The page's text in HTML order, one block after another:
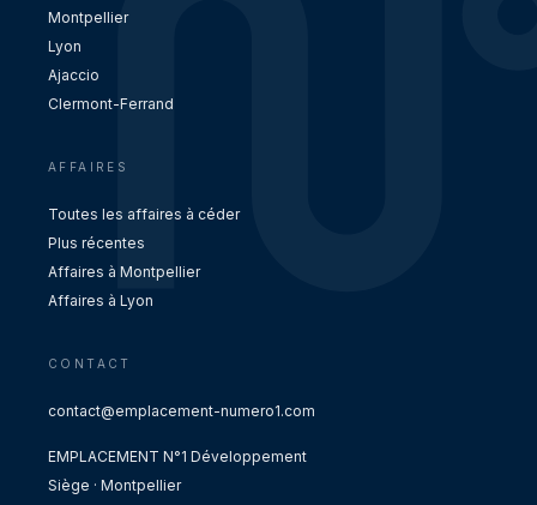
Montpellier
Lyon
Ajaccio
Clermont-Ferrand
AFFAIRES
Toutes les affaires à céder
Plus récentes
Affaires à Montpellier
Affaires à Lyon
CONTACT
contact@emplacement-numero1.com
EMPLACEMENT N°1 Développement
Siège · Montpellier